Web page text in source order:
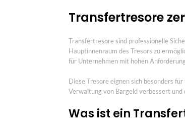
Transfertresore
Transfertresore sind professionelle
Hauptinnenraum des Tresors zu
für Unternehmen mit hohen
Diese Tresore eignen sich besonders
Verwaltung von Bargeld verbessert
Was ist ein